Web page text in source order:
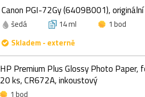
Canon PGI-72Gy (6409B001),
šedá 14 ml
1 bod
Skladem - externě
HP Premium Plus Glossy Photo
20 ks, CR672A, inkoustový
1 bod